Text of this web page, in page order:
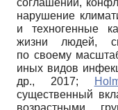
нарушение
и техногенные
жизни людей,
по своему
иных видов
др., 2017;
существенный
возрастными